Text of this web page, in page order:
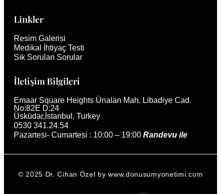
Linkler
Resim Galerisi
Medikal İhtiyaç Testi
Sık Sorulan Sorular
İletişim Bilgileri
Emaar Square Heights Ünalan Mah. Libadiye Cad.
No:82E D:24
Üsküdar,İstanbul, Turkey
0530 341.24.54
Pazartesi- Cumartesi : 10:00 – 19:00 Randevu ile
© 2025 Dr. Cihan Özel by www.donusumyonetimi.com
English (UK)